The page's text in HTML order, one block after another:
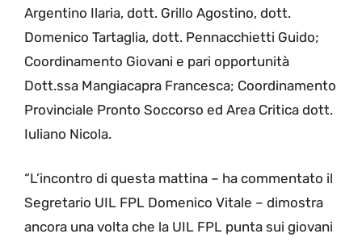
Argentino Ilaria, dott. Grillo Agostino, dott.
Domenico Tartaglia, dott. Pennacchietti Guido;
Coordinamento Giovani e pari opportunità
Dott.ssa Mangiacapra Francesca; Coordinamento
Provinciale Pronto Soccorso ed Area Critica dott.
Iuliano Nicola.
“L’incontro di questa mattina – ha commentato il
Segretario UIL FPL Domenico Vitale – dimostra
ancora una volta che la UIL FPL punta sui giovani